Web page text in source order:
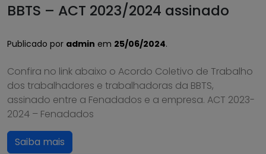
BBTS – ACT 2023/2024 assinado
Publicado por admin em 25/06/2024.
Confira no link abaixo o Acordo Coletivo de Trabalho
dos trabalhadores e trabalhadoras da BBTS,
assinado entre a Fenadados e a empresa. ACT 2023-
2024 – Fenadados
Saiba mais